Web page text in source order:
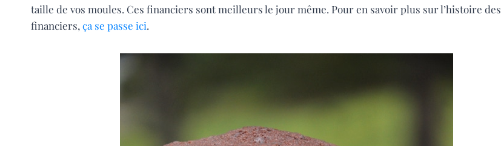
taille de vos moules. Ces financiers sont meilleurs le jour même. Pour en savoir plus sur l’histoire des
financiers, ça se passe ici.